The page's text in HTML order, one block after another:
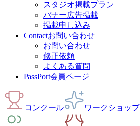
スタジオ掲載プラン
バナー広告掲載
掲載申し込み
Contactお問い合わせ
お問い合わせ
修正依頼
よくある質問
PassPort会員ページ
コンクール ワークショップ